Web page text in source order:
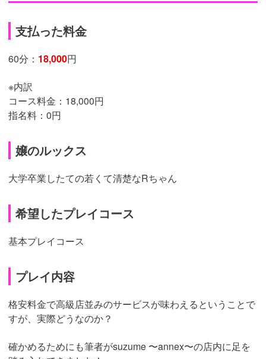
支払った料金
60分： 18,000円
※内訳
コース料金：18,000円
指名料：0円
嬢のルックス
大学卒業したての若くて清楚なRちゃん
希望したプレイコース
基本プレイコース
プレイ内容
格安料金で高級店並みのサービスが味わえるということで
すが、実際どうなのか？
確かめるためにも筆者がsuzume 〜annex〜の店内に足を